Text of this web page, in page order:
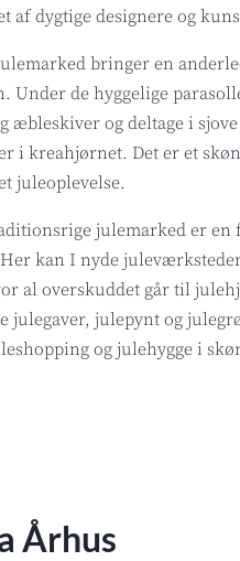
af dygtige designere og
bringer en
Under de hyggelige
æbleskiver og deltage i
i kreahjørnet. Det er et
juleoplevelse.
julemarked er
kan I nyde
al overskuddet går til
julegaver, julepynt og
og julehygge i
Århus